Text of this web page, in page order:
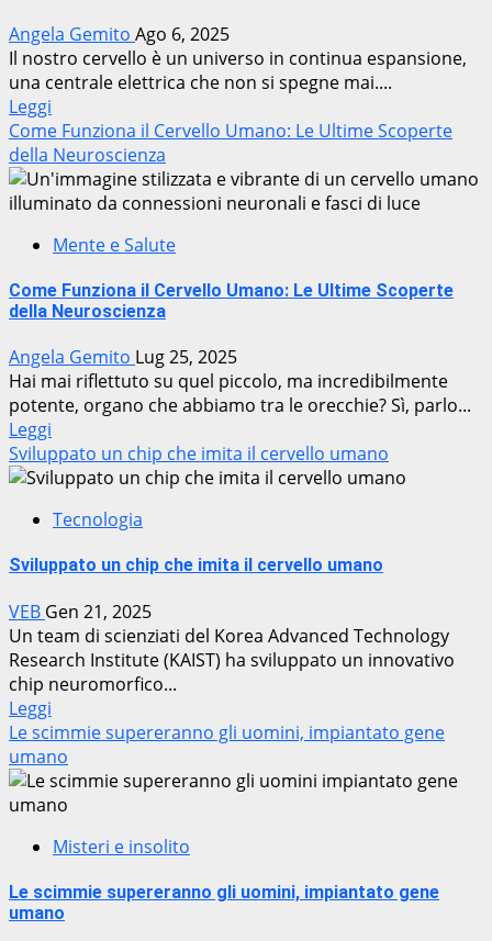
Angela Gemito Ago 6, 2025
Il nostro cervello è un universo in continua espansione,
una centrale elettrica che non si spegne mai....
Leggi
Come Funziona il Cervello Umano: Le Ultime Scoperte
della Neuroscienza
Mente e Salute
Come Funziona il Cervello Umano: Le Ultime Scoperte
della Neuroscienza
Angela Gemito Lug 25, 2025
Hai mai riflettuto su quel piccolo, ma incredibilmente
potente, organo che abbiamo tra le orecchie? Sì, parlo...
Leggi
Sviluppato un chip che imita il cervello umano
Tecnologia
Sviluppato un chip che imita il cervello umano
VEB Gen 21, 2025
Un team di scienziati del Korea Advanced Technology
Research Institute (KAIST) ha sviluppato un innovativo
chip neuromorfico...
Leggi
Le scimmie supereranno gli uomini, impiantato gene
umano
Misteri e insolito
Le scimmie supereranno gli uomini, impiantato gene
umano